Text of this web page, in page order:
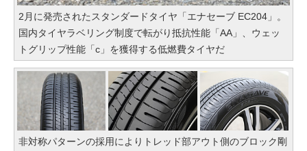
2月に発売されたスタンダードタイヤ「エナセーブ EC204」。
国内タイヤラベリング制度で転がり抵抗性能「AA」、ウェッ
トグリップ性能「c」を獲得する低燃費タイヤだ
非対称パターンの採用によりトレッド部アウト側のブロック剛